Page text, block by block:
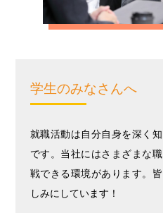
学生のみなさんへ
就職活動は自分自身を深く
です。当社にはさまざまな
戦できる環境があります。
しみにしています！